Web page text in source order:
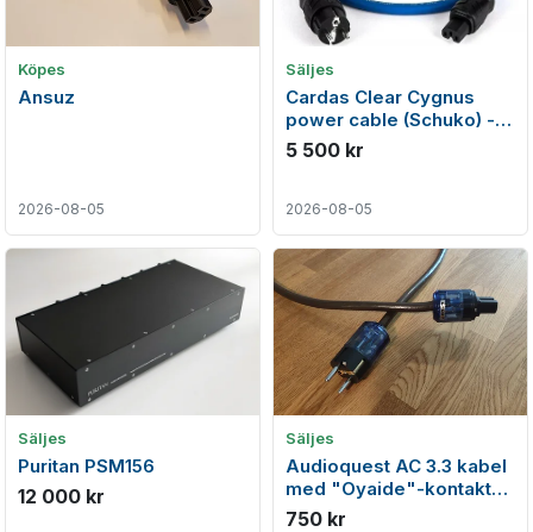
Köpes
Ansuz
2026-08-05
Säljes
Cardas Clear Cygnus
power cable (Schuko) -
2m
5 500 kr
2026-08-05
Säljes
Puritan PSM156
12 000 kr
Säljes
Audioquest AC 3.3 kabel
med "Oyaide"-kontakter,
140 cm.
750 kr